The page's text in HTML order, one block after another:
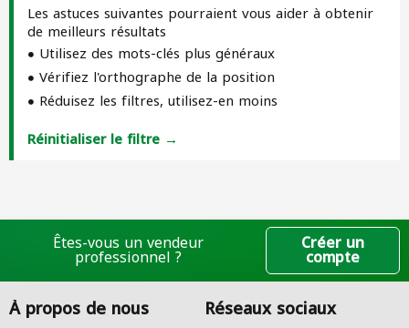
Les astuces suivantes pourraient vous aider à obtenir
de meilleurs résultats
Utilisez des mots-clés plus généraux
Vérifiez l'orthographe de la position
Réduisez les filtres, utilisez-en moins
Réinitialiser le filtre →
Êtes-vous un vendeur
professionnel ?
Créer un
compte
À propos de nous Réseaux sociaux